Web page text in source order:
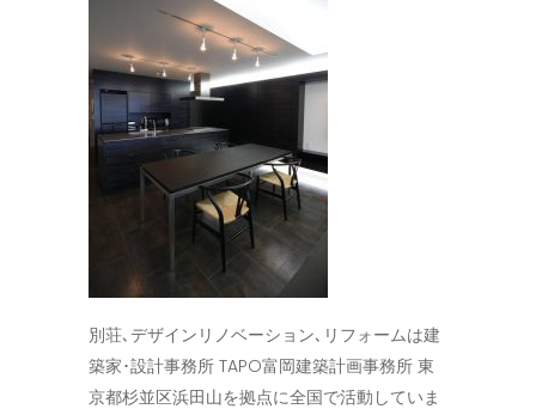
別荘､デザインリノベーション､リフォームは建
築家･設計事務所 TAPO富岡建築計画事務所 東
京都杉並区浜田山を拠点に全国で活動していま